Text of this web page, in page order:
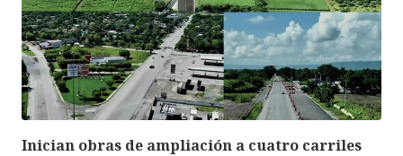
Inician obras de ampliación a cuatro carriles